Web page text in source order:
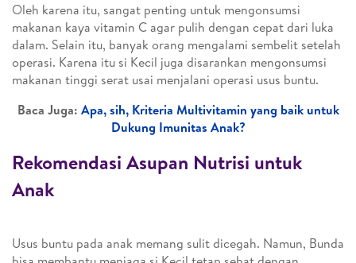
Oleh karena itu, sangat penting untuk mengonsumsi
makanan kaya vitamin C agar pulih dengan cepat dari luka
dalam. Selain itu, banyak orang mengalami sembelit setelah
operasi. Karena itu si Kecil juga disarankan mengonsumsi
makanan tinggi serat usai menjalani operasi usus buntu.
Baca Juga: Apa, sih, Kriteria Multivitamin yang baik untuk
Dukung Imunitas Anak?
Rekomendasi Asupan Nutrisi untuk
Anak
Usus buntu pada anak memang sulit dicegah. Namun, Bunda